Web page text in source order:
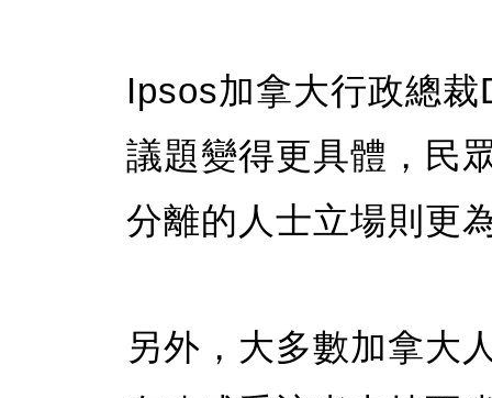
Ipsos加拿大行政總
議題變得更具體，民
分離的人士立場則更
另外，大多數加拿大